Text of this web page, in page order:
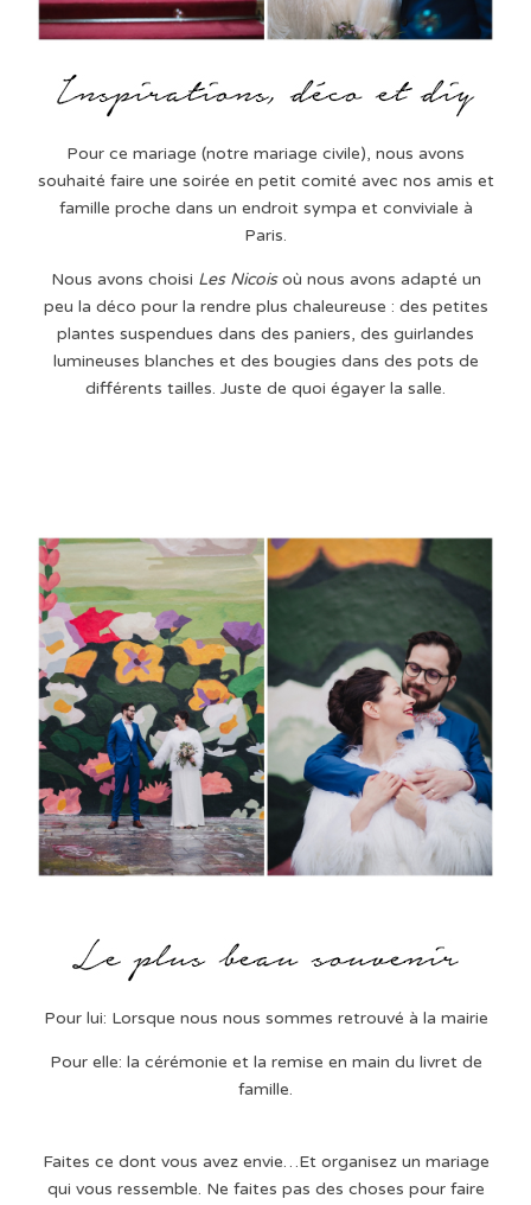
Pour ce mariage (notre mariage civile), nous avons
souhaité faire une soirée en petit comité avec nos amis et
famille proche dans un endroit sympa et conviviale à
Paris.
Nous avons choisi Les Nicoisoù nous avons adapté un
peu la déco pour la rendre plus chaleureuse : des petites
plantes suspendues dans des paniers, des guirlandes
lumineuses blanches et des bougies dans des pots de
différents tailles. Juste de quoi égayer la salle.
Pour lui: Lorsque nous nous sommes retrouvé à la mairie
Pour elle: la cérémonie et la remise en main du livret de
famille.
Faites ce dont vous avez envie…Et organisez un mariage
qui vous ressemble. Ne faites pas des choses pour faire